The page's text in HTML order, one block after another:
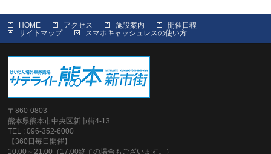
HOME アクセス 施設案内
開催日程
サイトマップ
スマホキャッシュレスの使い方
〒860-0803
熊本県熊本市中央区新市街4-13
TEL : 096-352-6000
【360日毎日開催】
10:00～21:00（17:00終了の場合もございます。）